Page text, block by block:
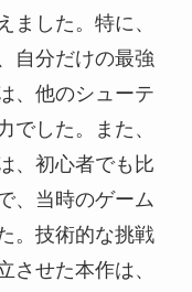
ました。特に、
自分だけの最強
、他のシューテ
でした。また、
、初心者でも比
、当時のゲーム
。技術的な挑戦
させた本作は、